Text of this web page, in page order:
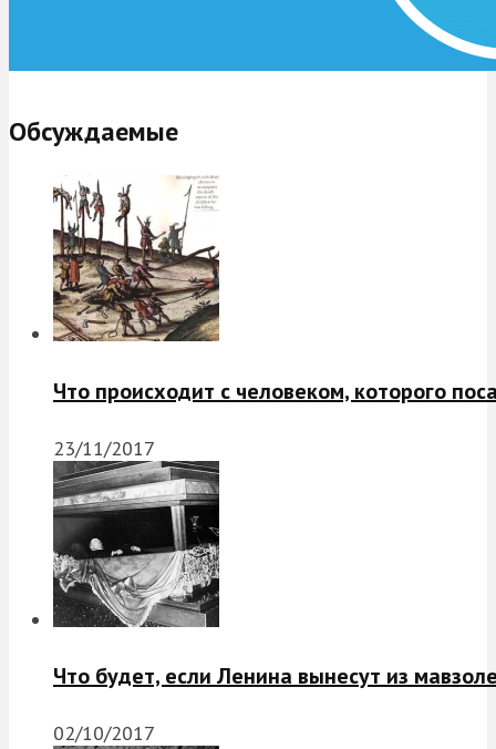
Обсуждаемые
Что происходит с человеком, которого
23/11/2017
Что будет, если Ленина вынесут из
02/10/2017